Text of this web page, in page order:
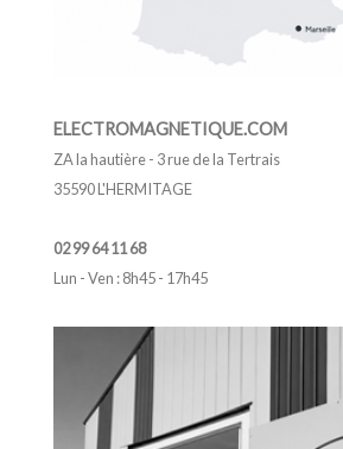
ELECTROMAGNETIQUE.COM
ZA la hautière - 3 rue de la Tertrais
35590 L'HERMITAGE
02 99 64 11 68
Lun - Ven : 8h45 - 17h45